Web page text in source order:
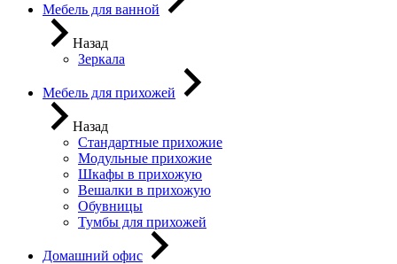
Мебель для ванной
Назад
Зеркала
Мебель для прихожей
Назад
Стандартные прихожие
Модульные прихожие
Шкафы в прихожую
Вешалки в прихожую
Обувницы
Тумбы для прихожей
Домашний офис